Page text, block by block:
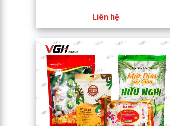
Liên hệ